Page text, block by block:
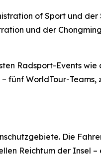
of Sport und
und der
Radsport-Events wie
fünf WorldTour-Teams,
Die
Reichtum der Insel –